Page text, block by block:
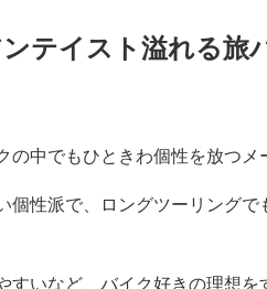
テイスト溢れる旅
の中でもひときわ個性を放つメ
個性派で、ロングツーリング
すいなど、バイク好きの理想